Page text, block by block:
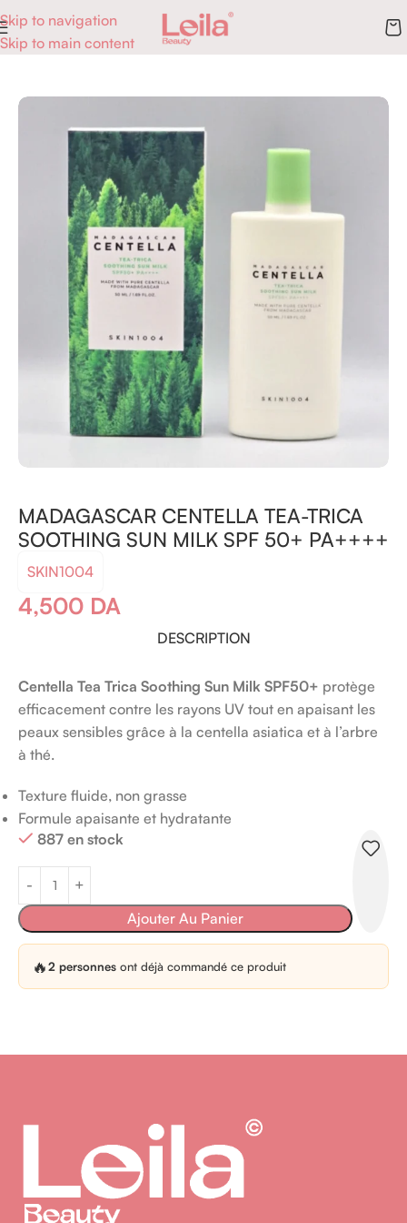
Skip to navigation
Skip to main content
Accueil Skincare
MADAGASCAR CENTELLA TEA-TRICA
SOOTHING SUN MILK SPF 50+ PA++++
SKIN1004
4,500 DA
DESCRIPTION
Centella Tea Trica Soothing Sun Milk SPF50+ protège
efficacement contre les rayons UV tout en apaisant les
peaux sensibles grâce à la centella asiatica et à l’arbre
à thé.
Texture fluide, non grasse
Formule apaisante et hydratante
887 en stock
Ajouter Au Panier
🔥2 personnes ont déjà commandé ce produit